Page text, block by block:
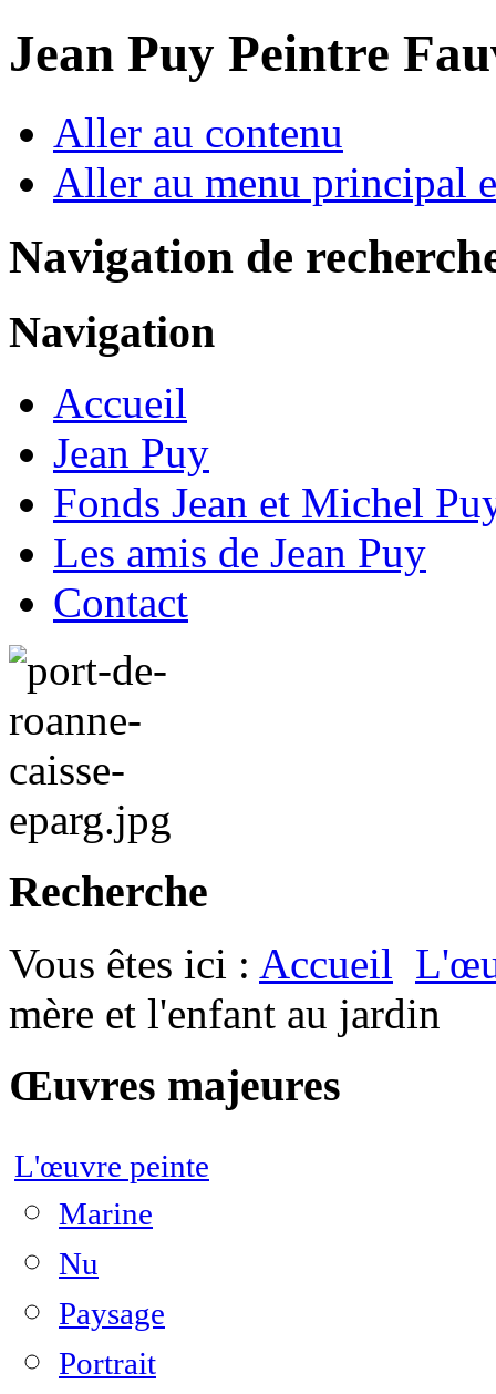
Jean Puy Peintre
Aller au contenu
Aller au menu principal
Navigation de
Navigation
Accueil
Jean Puy
Fonds Jean et Michel
Les amis de Jean Puy
Contact
Recherche
Vous êtes ici : Accueil
mère et l'enfant au jardin
Œuvres majeures
L'œuvre peinte
Marine
Nu
Paysage
Portrait